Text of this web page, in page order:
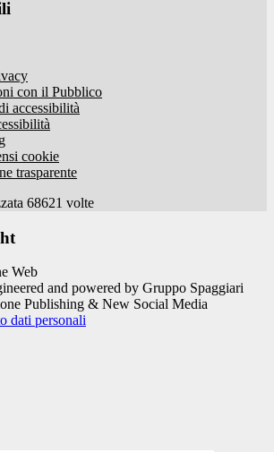
con il Pubblico
accessibilità
cookie
trasparente
68621 volte
and powered by Gruppo Spaggiari
Publishing & New Social Media
dati personali